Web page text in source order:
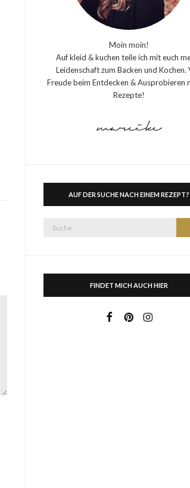
Moin moin!
Auf kleid & kuchen teile ich mit euch
Leidenschaft zum Backen und Kochen.
Freude beim Entdecken & Ausprobieren
Rezepte!
AUF DER SUCHE NACH EINEM REZEPT?
Suche
FINDET MICH AUCH HIER